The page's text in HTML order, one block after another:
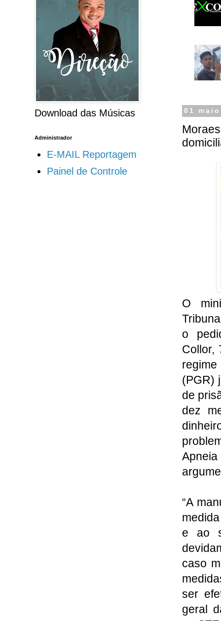
01
O
o
Collor,
regime
(PGR)
de
dez
“A
e ao
caso
ser
geral
Download das Músicas
Administrador
E-MAIL Reportagem
Painel de Controle